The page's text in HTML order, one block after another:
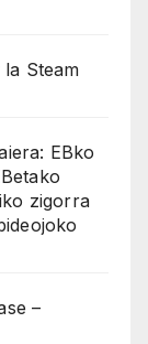
Steam
EBko
zigorra
–